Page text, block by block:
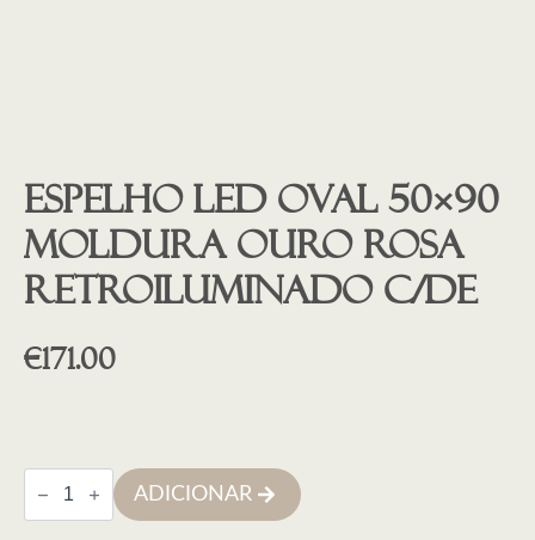
Espelho led oval 50×90
moldura ouro rosa
retroiluminado c/de
€171.00
Quantidade
de
Espelho
ADICIONAR